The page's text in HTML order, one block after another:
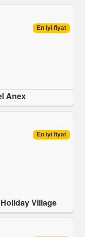
En iyi fiyat
Anex
En iyi fiyat
Village